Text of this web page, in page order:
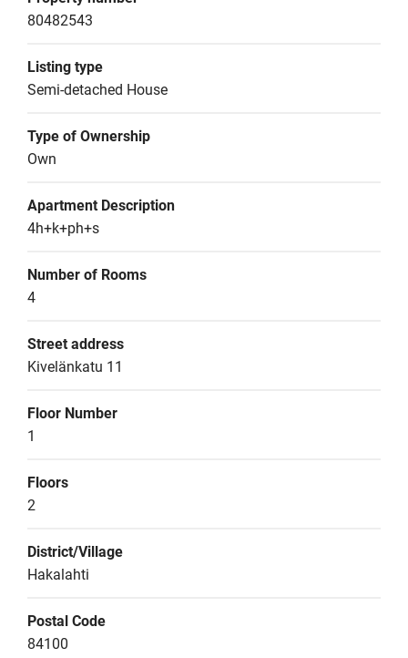
80482543
Listing type
Semi-detached House
Type of Ownership
Own
Apartment Description
4h+k+ph+s
Number of Rooms
4
Street address
Kivelänkatu 11
Floor Number
1
Floors
2
District/Village
Hakalahti
Postal Code
84100